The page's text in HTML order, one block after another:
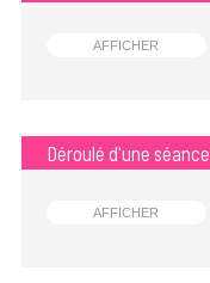
AFFICHER
Déroulé d'une séance
AFFICHER